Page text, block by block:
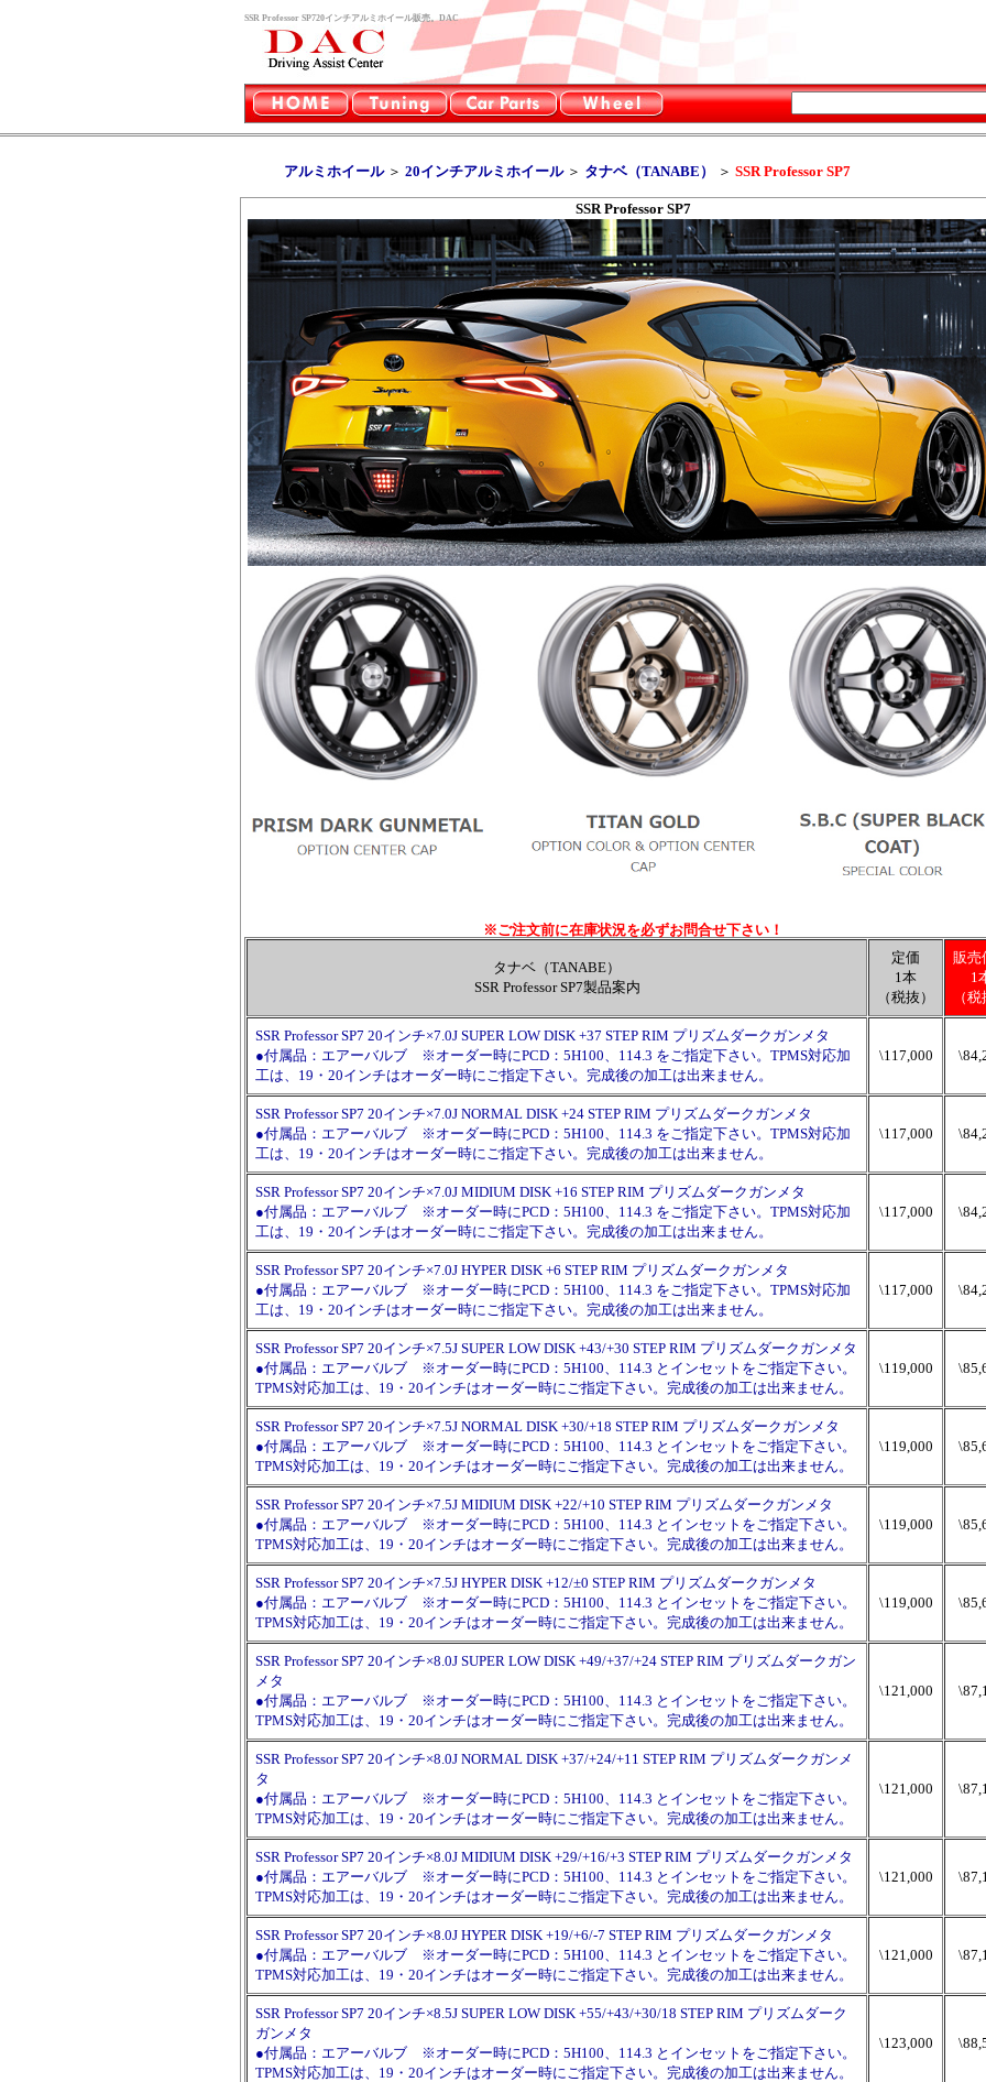
SSR Professor SP720インチアルミホイール販売。DAC
アルミホイール＞ 20インチアルミホイール＞ タナベ（TANABE） ＞ SSR Professor SP7
SSR Professor SP7
※ご注文前に在庫状況を必ずお問合せ下さい！
タナベ（TANABE）
SSR Professor SP7製品案内
定価
1本
（税抜）
販売
1
（税
SSR Professor SP7 20インチ×7.0J SUPER LOW DISK +37 STEP RIM プリズムダークガンメタ
●付属品：エアーバルブ ※オーダー時にPCD：5H100、114.3 をご指定下さい。TPMS対応加
工は、19・20インチはオーダー時にご指定下さい。完成後の加工は出来ません。
\117,000
SSR Professor SP7 20インチ×7.0J NORMAL DISK +24 STEP RIM プリズムダークガンメタ
●付属品：エアーバルブ ※オーダー時にPCD：5H100、114.3 をご指定下さい。TPMS対応加
工は、19・20インチはオーダー時にご指定下さい。完成後の加工は出来ません。
\117,000
SSR Professor SP7 20インチ×7.0J MIDIUM DISK +16 STEP RIM プリズムダークガンメタ
●付属品：エアーバルブ ※オーダー時にPCD：5H100、114.3 をご指定下さい。TPMS対応加
工は、19・20インチはオーダー時にご指定下さい。完成後の加工は出来ません。
\117,000
SSR Professor SP7 20インチ×7.0J HYPER DISK +6 STEP RIM プリズムダークガンメタ
●付属品：エアーバルブ ※オーダー時にPCD：5H100、114.3 をご指定下さい。TPMS対応加
工は、19・20インチはオーダー時にご指定下さい。完成後の加工は出来ません。
\117,000
SSR Professor SP7 20インチ×7.5J SUPER LOW DISK +43/+30 STEP RIM プリズムダークガンメタ
●付属品：エアーバルブ ※オーダー時にPCD：5H100、114.3 とインセットをご指定下さい。
TPMS対応加工は、19・20インチはオーダー時にご指定下さい。完成後の加工は出来ません。
\119,000
SSR Professor SP7 20インチ×7.5J NORMAL DISK +30/+18 STEP RIM プリズムダークガンメタ
●付属品：エアーバルブ ※オーダー時にPCD：5H100、114.3 とインセットをご指定下さい。
TPMS対応加工は、19・20インチはオーダー時にご指定下さい。完成後の加工は出来ません。
\119,000
SSR Professor SP7 20インチ×7.5J MIDIUM DISK +22/+10 STEP RIM プリズムダークガンメタ
●付属品：エアーバルブ ※オーダー時にPCD：5H100、114.3 とインセットをご指定下さい。
TPMS対応加工は、19・20インチはオーダー時にご指定下さい。完成後の加工は出来ません。
\119,000
SSR Professor SP7 20インチ×7.5J HYPER DISK +12/±0 STEP RIM プリズムダークガンメタ
●付属品：エアーバルブ ※オーダー時にPCD：5H100、114.3 とインセットをご指定下さい。
TPMS対応加工は、19・20インチはオーダー時にご指定下さい。完成後の加工は出来ません。
\119,000
SSR Professor SP7 20インチ×8.0J SUPER LOW DISK +49/+37/+24 STEP RIM プリズムダークガン
メタ
●付属品：エアーバルブ ※オーダー時にPCD：5H100、114.3 とインセットをご指定下さい。
TPMS対応加工は、19・20インチはオーダー時にご指定下さい。完成後の加工は出来ません。
\121,000
SSR Professor SP7 20インチ×8.0J NORMAL DISK +37/+24/+11 STEP RIM プリズムダークガンメ
タ
●付属品：エアーバルブ ※オーダー時にPCD：5H100、114.3 とインセットをご指定下さい。
TPMS対応加工は、19・20インチはオーダー時にご指定下さい。完成後の加工は出来ません。
\121,000
SSR Professor SP7 20インチ×8.0J MIDIUM DISK +29/+16/+3 STEP RIM プリズムダークガンメタ
●付属品：エアーバルブ ※オーダー時にPCD：5H100、114.3 とインセットをご指定下さい。
TPMS対応加工は、19・20インチはオーダー時にご指定下さい。完成後の加工は出来ません。
\121,000
SSR Professor SP7 20インチ×8.0J HYPER DISK +19/+6/-7 STEP RIM プリズムダークガンメタ
●付属品：エアーバルブ ※オーダー時にPCD：5H100、114.3 とインセットをご指定下さい。
TPMS対応加工は、19・20インチはオーダー時にご指定下さい。完成後の加工は出来ません。
\121,000
SSR Professor SP7 20インチ×8.5J SUPER LOW DISK +55/+43/+30/18 STEP RIM プリズムダーク
ガンメタ
●付属品：エアーバルブ ※オーダー時にPCD：5H100、114.3 とインセットをご指定下さい。
TPMS対応加工は、19・20インチはオーダー時にご指定下さい。完成後の加工は出来ません。
\123,000